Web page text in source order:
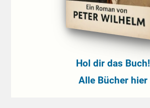
Hol dir das Buch!
Alle Bücher hier